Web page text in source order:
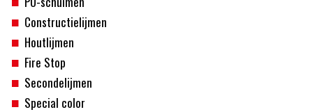
Constructielijmen
Houtlijmen
Fire Stop
Secondelijmen
Special color